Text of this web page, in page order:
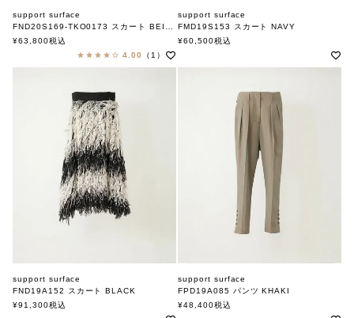
support surface
FND20S169-TKO0173 スカート BEIGE
サポートサーフェス
¥63,800税込
4.00
（1）
support surface
FMD19S153 スカート NAVY
サポートサーフェス
¥60,500税込
support surface
FND19A152 スカート BLACK
サポートサーフェス
¥91,300税込
support surface
FPD19A085 パンツ KHAKI
サポートサーフェス
¥48,400税込